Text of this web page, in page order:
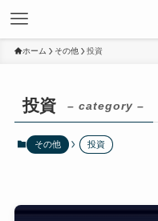
ホーム その他 投資
投資 – category –
その他 投資